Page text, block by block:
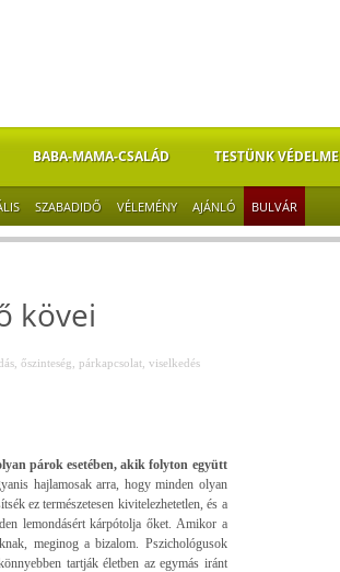
BABA-MAMA-CSALÁD TESTÜNK VÉDELME
SZABADIDŐ VÉLEMÉNY AJÁNLÓ BULVÁR
kövei
, őszinteség párkapcsolat, viselkedés
párok esetében, akik folyton együtt
hajlamosak arra, hogy minden olyan
ez természetesen kivitelezhetetlen, és a
lemondásért kárpótolja őket. Amikor a
meginog a bizalom. Pszichológusok
tartják életben az egymás iránt